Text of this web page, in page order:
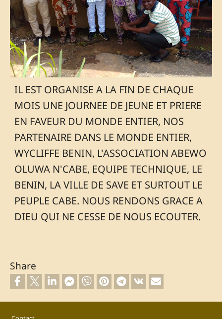
IL EST ORGANISE A LA FIN DE CHAQUE
MOIS UNE JOURNEE DE JEUNE ET PRIERE
EN FAVEUR DU MONDE ENTIER, NOS
PARTENAIRE DANS LE MONDE ENTIER,
WYCLIFFE BENIN, L'ASSOCIATION ABEWO
OLUWA N'CABE, EQUIPE TECHNIQUE, LE
BENIN, LA VILLE DE SAVE ET SURTOUT LE
PEUPLE CABE. NOUS RENDONS GRACE A
DIEU QUI NE CESSE DE NOUS ECOUTER.
Share
Footer